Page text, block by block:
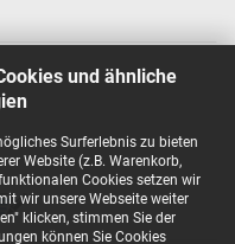
und ähnliche
Surferlebnis zu bieten
Website (z.B. Warenkorb,
Cookies setzen wir
wir unsere Webseite weiter
klicken, stimmen Sie der
können Sie Cookies